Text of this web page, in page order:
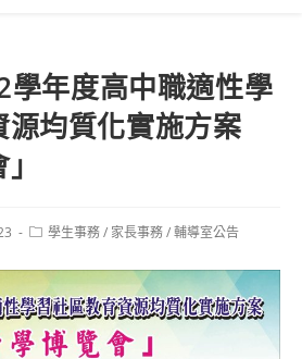
學年度高中職適性學
均質化實施方案
Post學生事務/ 家長事務/輔導室公告